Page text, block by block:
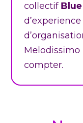
collectif
compter.